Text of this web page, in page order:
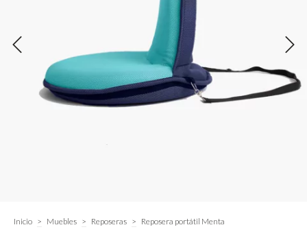
Inicio > Muebles > Reposeras > Reposera portátil Menta